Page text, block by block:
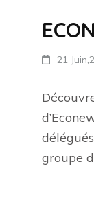
21
groupe